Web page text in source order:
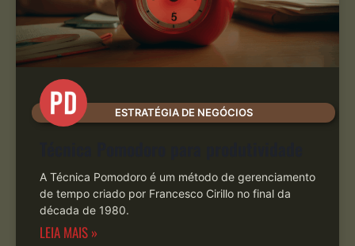
ESTRATÉGIA DE NEGÓCIOS
A Técnica Pomodoro é um método de gerenciamento
de tempo criado por Francesco Cirillo no final da
década de 1980.
LEIA MAIS »